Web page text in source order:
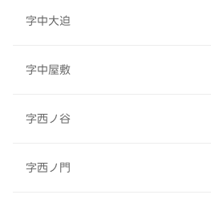
字中大迫
字中屋敷
字西ノ谷
字西ノ門